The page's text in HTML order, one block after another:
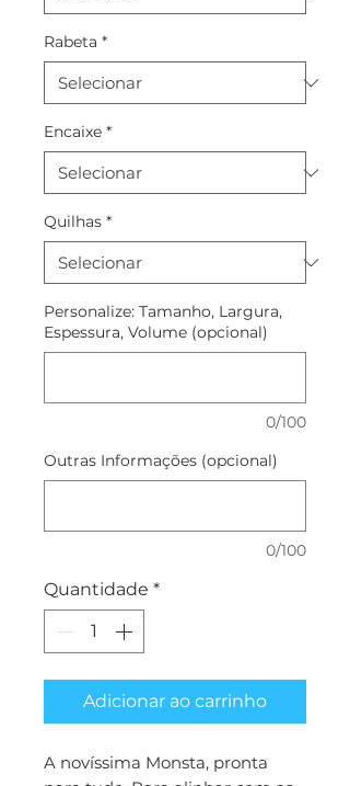
Rabeta *
Encaixe *
Quilhas *
Personalize: Tamanho, Largura,
Espessura, Volume (opcional)
0/100
Outras Informações (opcional)
0/100
Quantidade *
Adicionar ao carrinho
A novíssima Monsta, pronta